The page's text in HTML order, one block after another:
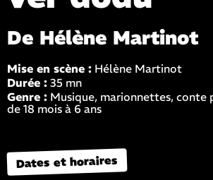
De Hélène Martinot
Mise en scène : Hélène Martinot
Durée : 35 mn
Genre : Musique, marionnettes, conte
de 18 mois à 6 ans
Dates et horaires